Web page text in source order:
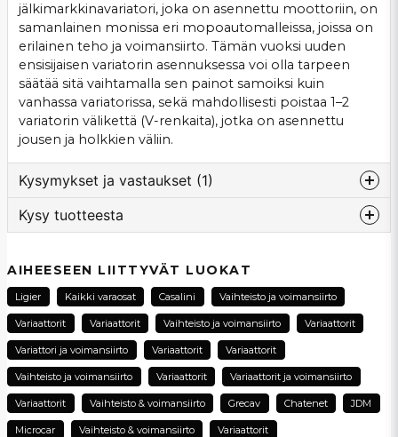
jälkimarkkinavariatori, joka on asennettu moottoriin, on
samanlainen monissa eri mopoautomalleissa, joissa on
erilainen teho ja voimansiirto. Tämän vuoksi uuden
ensisijaisen variatorin asennuksessa voi olla tarpeen
säätää sitä vaihtamalla sen painot samoiksi kuin
vanhassa variatorissa, sekä mahdollisesti poistaa 1–2
variatorin välikettä (V-renkaita), jotka on asennettu
jousen ja holkkien väliin.
Kysymykset ja vastaukset (1)
motor från 2001
Kauppa vastasi
Tack för din fråga! Ja, denna primärvariatorn ska
passa till er Ligier Nova!
Mvh Vincent på SCP Mopedbilsdelar AB
Kysy tuotteesta
Kysy meiltä tästä tuotteesta...
name
Nimi
email
Sähköpostiosoite
AIHEESEEN LIITTYVÄT LUOKAT
Ligier Kaikki varaosat Casalini Vaihteisto ja voimansiirto
Variaattorit Variaattorit Vaihteisto ja voimansiirto Variaattorit
Variattori ja voimansiirto Variaattorit Variaattorit
Vaihteisto ja voimansiirto Variaattorit Variaattorit ja voimansiirto
Variaattorit Vaihteisto & voimansiirto Grecav Chatenet JDM
Microcar Vaihteisto & voimansiirto Variaattorit